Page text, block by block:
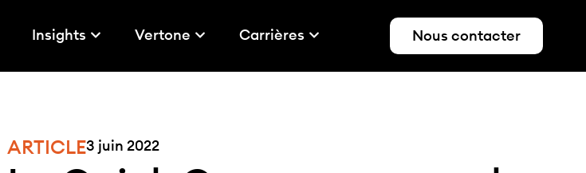
Insights Vertone Carrières Nous contacter
ARTICLE3 juin 2022